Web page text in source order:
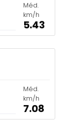
Méd.
km/h
5.43
Méd.
km/h
7.08